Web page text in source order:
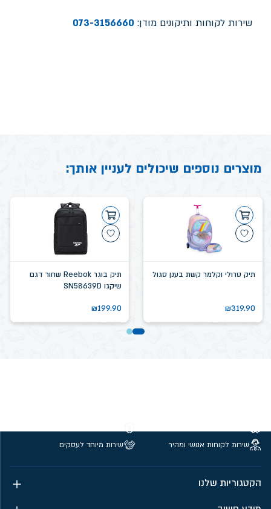
שירות לקוחות ותיקונים מודן: 073-3156660
מוצרים נוספים שיכולים לעניין אותך:
תיק טרולי וקלמר קשת בענן סגול
₪319.90
תיק בוגר Reebok שחור דגם
שיקגו SN58639D
₪199.90
שירות לקוחות אנושי ומהיר
שירות מיוחד לעסקים
הקטגוריות שלנו